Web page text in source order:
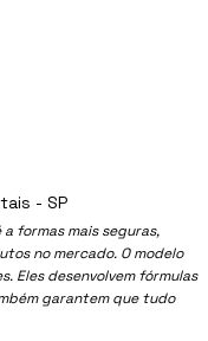
formas mais seguras,
no mercado. O modelo
Eles desenvolvem fórmulas
garantem que tudo
- SP